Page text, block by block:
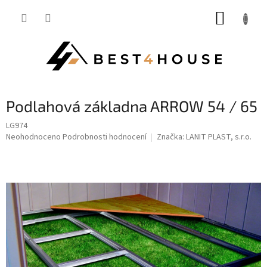
Podlahová základna ARROW 54 / 65
LG974
Průměrné
0,0
hvězdiček.
Neohodnoceno Podrobnosti hodnocení Značka: LANIT PLAST, s.r.o.